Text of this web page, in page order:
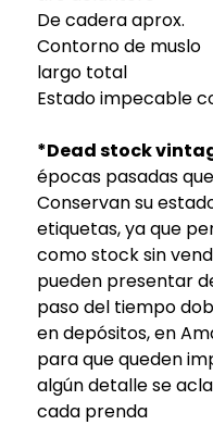
De cadera aprox.
Contorno de muslo
largo total
Estado impecable
*Dead stock
épocas pasadas
Conservan su
etiquetas, ya que
como stock sin
pueden presentar
paso del tiempo
en depósitos, en
para que queden
algún detalle se
cada prenda